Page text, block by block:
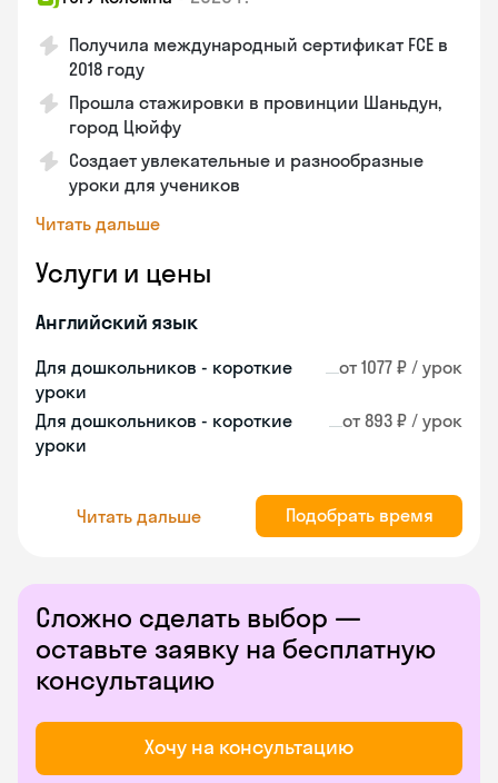
Получила международный сертификат FCE в
2018 году
Прошла стажировки в провинции Шаньдун,
город Цюйфу
Создает увлекательные и разнообразные
уроки для учеников
Читать дальше
Услуги и цены
Английский язык
Для дошкольников - короткие
уроки
от 1077 ₽ / урок
Для дошкольников - короткие
уроки
от 893 ₽ / урок
Читать дальше Подобрать время
Сложно сделать выбор —
оставьте заявку на бесплатную
консультацию
Хочу на консультацию